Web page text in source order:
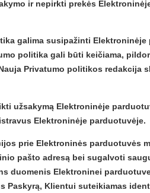
ir nepirkti prekės
galima susipažinti
politika gali būti keičiama,
Privatumo politikos redakcija
užsakymą Elektroninėje
Elektroninėje parduotuvėje.
prie Elektroninės parduotuvės
pašto adresą bei sugalvoti
duomenis Elektroninei
Paskyrą, Klientui suteikiamas